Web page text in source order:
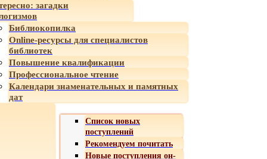
загадки
Библиокопилка
Online-ресурсы для специалистов
библиотек
Повышение квалификации
Профессиональное чтение
Календари знаменательных и памятных
дат
Список новых
поступлений
Рекомендуем почитать
Новые поступления он-